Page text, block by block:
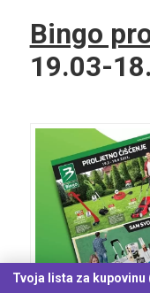
Bingo
19.03-
Tvoja lista za kupovinu